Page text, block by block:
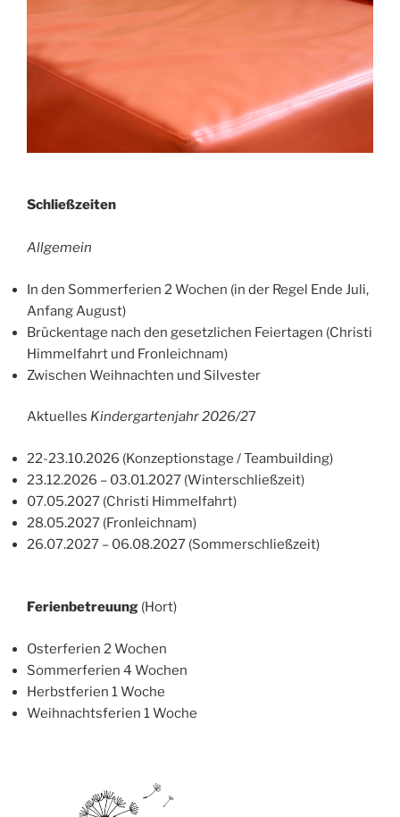
Schließzeiten
Allgemein
In den Sommerferien 2 Wochen (in der Regel Ende Juli,
Anfang August)
Brückentage nach den gesetzlichen Feiertagen (Christi
Himmelfahrt und Fronleichnam)
Zwischen Weihnachten und Silvester
Aktuelles Kindergartenjahr 2026/27
22-23.10.2026 (Konzeptionstage / Teambuilding)
23.12.2026 – 03.01.2027 (Winterschließzeit)
07.05.2027 (Christi Himmelfahrt)
28.05.2027 (Fronleichnam)
26.07.2027 – 06.08.2027 (Sommerschließzeit)
Ferienbetreuung (Hort)
Osterferien 2 Wochen
Sommerferien 4 Wochen
Herbstferien 1 Woche
Weihnachtsferien 1 Woche